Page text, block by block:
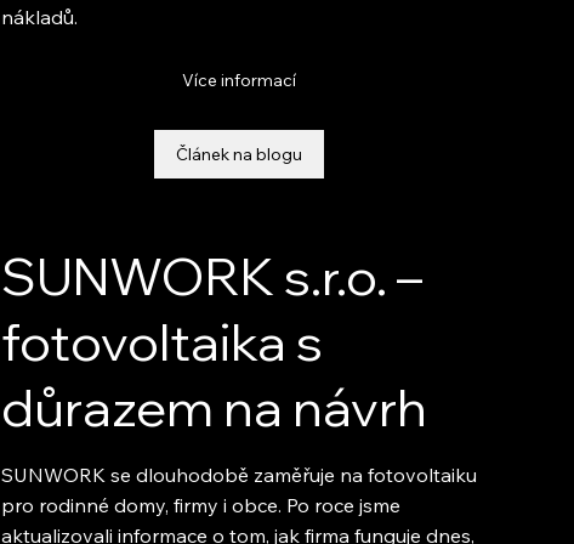
nákladů.
Více informací
Článek na blogu
SUNWORK s.r.o. –
fotovoltaika s
důrazem na návrh
SUNWORK se dlouhodobě zaměřuje na fotovoltaiku
pro rodinné domy, firmy i obce. Po roce jsme
aktualizovali informace o tom, jak firma funguje dnes,